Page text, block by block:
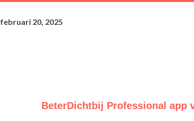
februari 20, 2025
BeterDichtbij Professional app